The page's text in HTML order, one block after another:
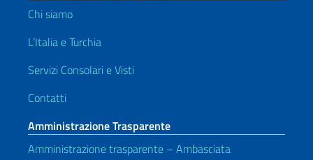
Chi siamo
L’Italia e Turchia
Servizi Consolari e Visti
Contatti
Amministrazione Trasparente
Amministrazione trasparente – Ambasciata